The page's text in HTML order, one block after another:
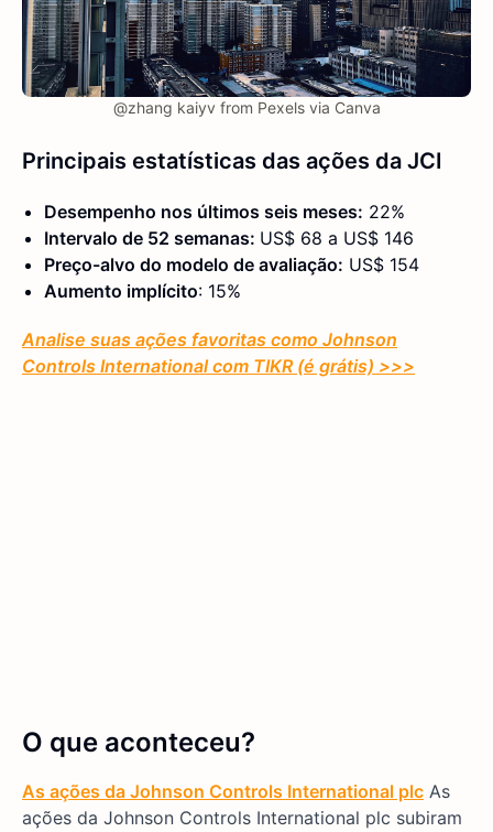
@zhang kaiyv from Pexels via Canva
Principais estatísticas das ações da JCI
Desempenho nos últimos seis meses: 22%
Intervalo de 52 semanas: US$ 68 a US$ 146
Preço-alvo do modelo de avaliação: US$ 154
Aumento implícito: 15%
Analise suas ações favoritas como Johnson
Controls International com TIKR (é grátis) >>>
O que aconteceu?
As ações da Johnson Controls International plc As
ações da Johnson Controls International plc subiram